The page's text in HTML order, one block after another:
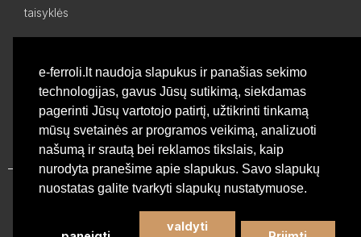
e-ferroli.lt naudoja slapukus ir panašias sekimo
technologijas, gavus Jūsų sutikimą, siekdamas
pagerinti Jūsų vartotojo patirtį, užtikrinti tinkamą
mūsų svetainės ar programos veikimą, analizuoti
našumą ir srautą bei reklamos tikslais, kaip
nurodyta pranešime apie slapukus. Savo slapukų
nuostatas galite tvarkyti slapukų nustatymuose.
valdyti
taisyklės
Asmeninis kabinetas
Pageidavimų sąrašas
Palyginti produktus
Basket
Privatumo politika